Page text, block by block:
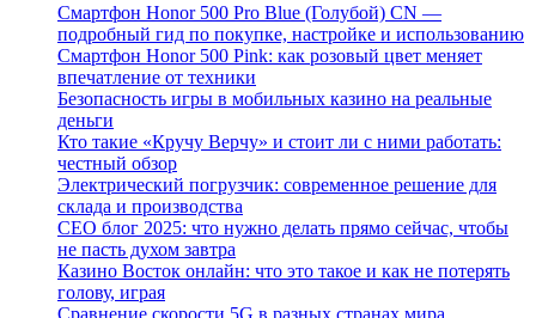
Смартфон Honor 500 Pro Blue (Голубой) CN —
подробный гид по покупке, настройке и использованию
Смартфон Honor 500 Pink: как розовый цвет меняет
впечатление от техники
Безопасность игры в мобильных казино на реальные
деньги
Кто такие «Кручу Верчу» и стоит ли с ними работать:
честный обзор
Электрический погрузчик: современное решение для
склада и производства
СЕО блог 2025: что нужно делать прямо сейчас, чтобы
не пасть духом завтра
Казино Восток онлайн: что это такое и как не потерять
голову, играя
Сравнение скорости 5G в разных странах мира